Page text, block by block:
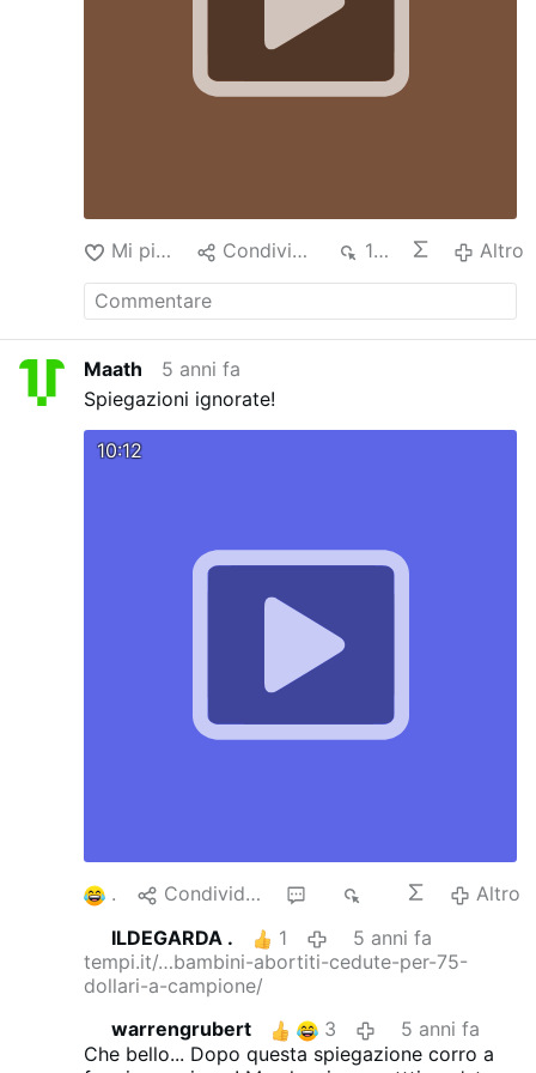
Mi piace Condividere 124 Altro
Maath
5 anni fa
Spiegazioni ignorate!
10:12
1 Condividere
Altro
ILDEGARDA .
1
5 anni fa
tempi.it/…bambini-abortiti-cedute-per-75-
dollari-a-campione/
warrengrubert
3
5 anni fa
Che bello... Dopo questa spiegazione corro a